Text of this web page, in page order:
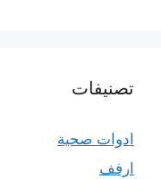
تصنيفات
ادوات صحية
ارفف